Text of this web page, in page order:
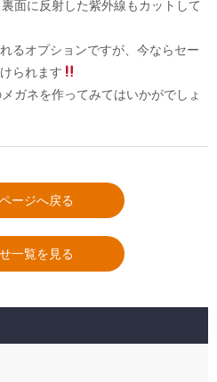
面に反射した紫外線もカットして
るオプションですが、今ならセー
られます
ガネを作ってみてはいかがでしょ
ージへ戻る
一覧を見る